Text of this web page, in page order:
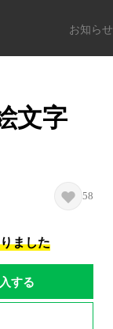
お知らせ
文字
58
ました
する